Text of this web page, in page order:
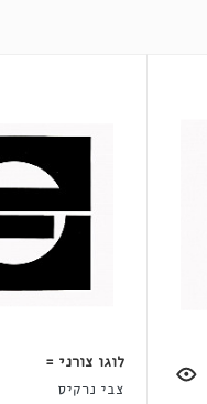
לוגו צורני =
צבי נרקיס